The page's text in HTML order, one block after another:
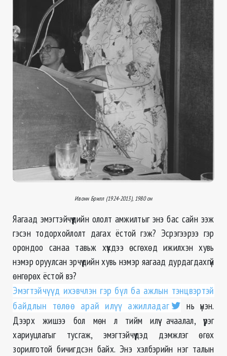
Ивонн Брилл (1924-2013), 1980 он
Яагаад эмэгтэйчүүдийн ололт амжилтыг энэ бас сайн ээж
гэсэн тодорхойлолт дагах ёстой гэж? Эсрэгээрээ гэр
орондоо санаа тавьж хүүхдээ өсгөхөд ижилхэн хувь
нэмэр оруулсан эрчүүдийн хувь нэмэр яагаад дурдагдахгүй
өнгөрөх ёстой вэ?
Эмэгтэйчүүд ихэвчлэн гэр бүл ба ажлын тэнцвэртэй
байдлын төлөө арай илүү ажилладаг
нь үнэн.
Дээрх жишээ бол мөн л тийм илүү ачаалал, үүрэг
хариуцлагыг тусгаж, эмэгтэйчүүдэд дэмжлэг өгөх
зорилготой бичигдсэн байх. Энэ хэлбэрийн нэг талын